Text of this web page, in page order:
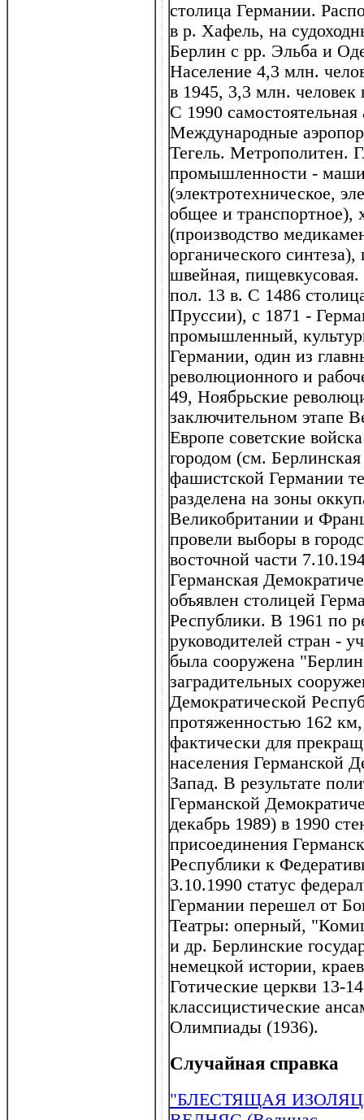
столица Германии.
в р. Хафель, на
Берлин с рр. Эльба и
Население 4,3 млн.
в 1945, 3,3 млн. человек
С 1990
Международные
Тегель. Метрополитен.
промышленности -
(электротехническое,
общее и транспортное),
(производство
органического
швейная,
пол. 13 в. С 1486
Пруссии), с 1871 -
промышленный,
Германии, один из
революционного и
49, Ноябрьские
заключительном этапе
Европе советские
городом (см.
фашистской Германии
разделена на зоны
Великобритании и
провели выборы в
восточной части
Германская
объявлен столицей
Республики. В 1961 по
руководителей стран -
была сооружена
заградительных
Демократической
протяженностью 162 км,
фактически для
населения Германской
Запад. В результате
Германской
декабрь 1989) в 1990
присоединения
Республики к
3.10.1990 статус
Германии перешел от
Театры: оперный,
и др. Берлинские
немецкой истории,
Готические церкви 13-
классицистические
Олимпиады (1936).
Случайная справка
"БЛЕСТЯЩАЯ